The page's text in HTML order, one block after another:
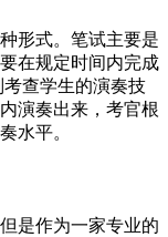
形式。笔试主要是
在规定时间内完成
查学生的演奏技
演奏出来，考官根
水平。
是作为一家专业的